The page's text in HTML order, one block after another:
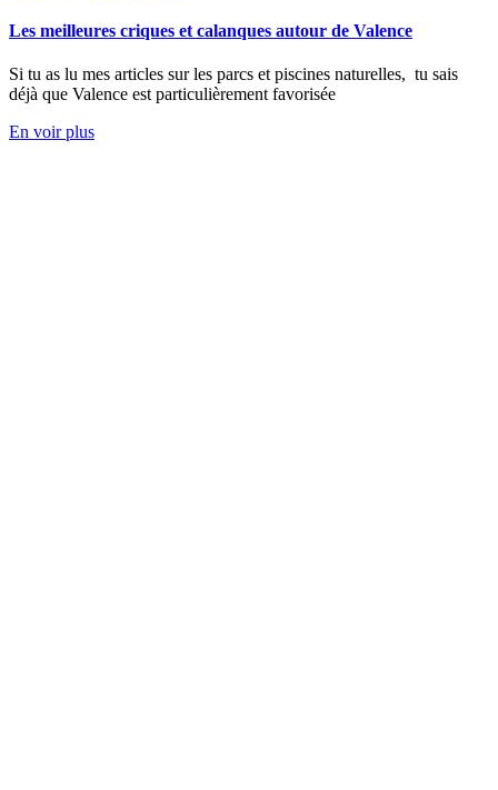
Les meilleures criques et calanques autour de Valence
Si tu as lu mes articles sur les parcs et piscines naturelles, tu sais
déjà que Valence est particulièrement favorisée
En voir plus